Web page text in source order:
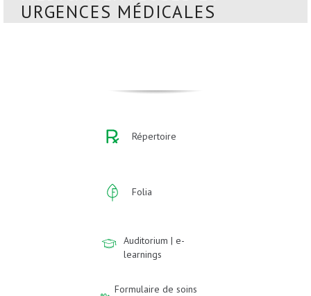
URGENCES MÉDICALES
Répertoire
Folia
Auditorium | e-
learnings
Formulaire de soins